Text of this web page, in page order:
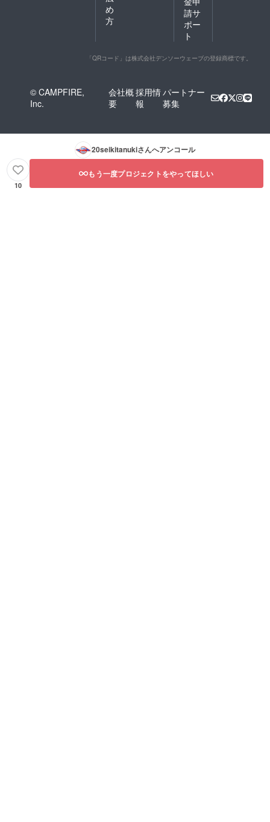
め
方
請サ
ポー
ト
「QRコード」は株式会社デンソーウェーブの登録商標です。
© CAMPFIRE,
Inc.
会社概
要
採用情
報
パートナー
募集
20seikitanukiさんへアンコール
10
もう一度プロジェクトをやってほしい